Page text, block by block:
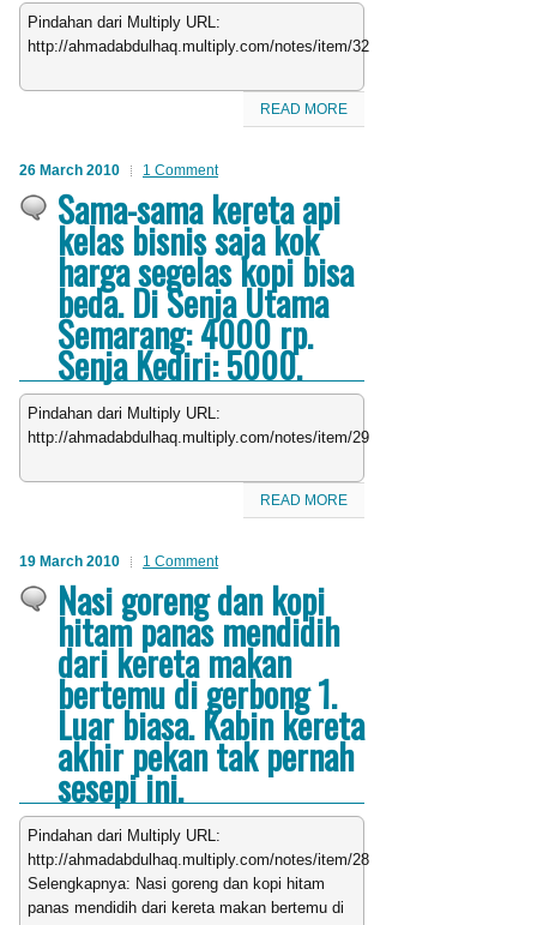
Pindahan dari Multiply URL:
http://ahmadabdulhaq.multiply.com/notes/item/32
READ MORE
26 March 2010 1 Comment
Sama-sama kereta api
kelas bisnis saja kok
harga segelas kopi bisa
beda. Di Senja Utama
Semarang: 4000 rp.
Senja Kediri: 5000.
Pindahan dari Multiply URL:
http://ahmadabdulhaq.multiply.com/notes/item/29
READ MORE
19 March 2010 1 Comment
Nasi goreng dan kopi
hitam panas mendidih
dari kereta makan
bertemu di gerbong 1.
Luar biasa. Kabin kereta
akhir pekan tak pernah
sesepi ini.
Pindahan dari Multiply URL:
http://ahmadabdulhaq.multiply.com/notes/item/28
Selengkapnya: Nasi goreng dan kopi hitam
panas mendidih dari kereta makan bertemu di